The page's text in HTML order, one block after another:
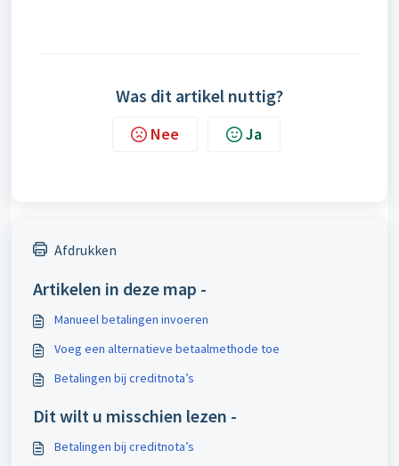
Was dit artikel nuttig?
Nee Ja
Afdrukken
Artikelen in deze map -
Manueel betalingen invoeren
Voeg een alternatieve betaalmethode toe
Betalingen bij creditnota’s
Dit wilt u misschien lezen -
Betalingen bij creditnota’s